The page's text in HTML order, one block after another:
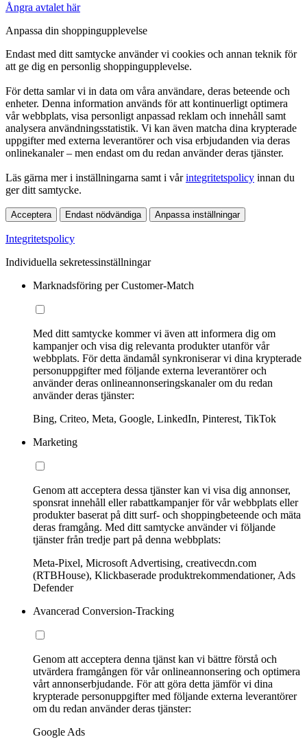
Ångra avtalet här
Anpassa din shoppingupplevelse
Endast med ditt samtycke använder vi cookies och annan teknik för
att ge dig en personlig shoppingupplevelse.
För detta samlar vi in data om våra användare, deras beteende och
enheter. Denna information används för att kontinuerligt optimera
vår webbplats, visa personligt anpassad reklam och innehåll samt
analysera användningsstatistik. Vi kan även matcha dina krypterade
uppgifter med externa leverantörer och visa erbjudanden via deras
onlinekanaler – men endast om du redan använder deras tjänster.
Läs gärna mer i inställningarna samt i vårintegritetspolicy innan du
ger ditt samtycke.
Acceptera Endast nödvändiga Anpassa inställningar
Integritetspolicy
Individuella sekretessinställningar
Marknadsföring per Customer-Match
Med ditt samtycke kommer vi även att informera dig om
kampanjer och visa dig relevanta produkter utanför vår
webbplats. För detta ändamål synkroniserar vi dina krypterade
personuppgifter med följande externa leverantörer och
använder deras onlineannonseringskanaler om du redan
använder deras tjänster:
Bing, Criteo, Meta, Google, LinkedIn, Pinterest, TikTok
Marketing
Genom att acceptera dessa tjänster kan vi visa dig annonser,
sponsrat innehåll eller rabattkampanjer för vår webbplats eller
produkter baserat på ditt surf- och shoppingbeteende och mäta
deras framgång. Med ditt samtycke använder vi följande
tjänster från tredje part på denna webbplats:
Meta-Pixel, Microsoft Advertising, creativecdn.com
(RTBHouse), Klickbaserade produktrekommendationer, Ads
Defender
Avancerad Conversion-Tracking
Genom att acceptera denna tjänst kan vi bättre förstå och
utvärdera framgången för vår onlineannonsering och optimera
vårt annonserbjudande. För att göra detta jämför vi dina
krypterade personuppgifter med följande externa leverantörer
om du redan använder deras tjänster:
Google Ads